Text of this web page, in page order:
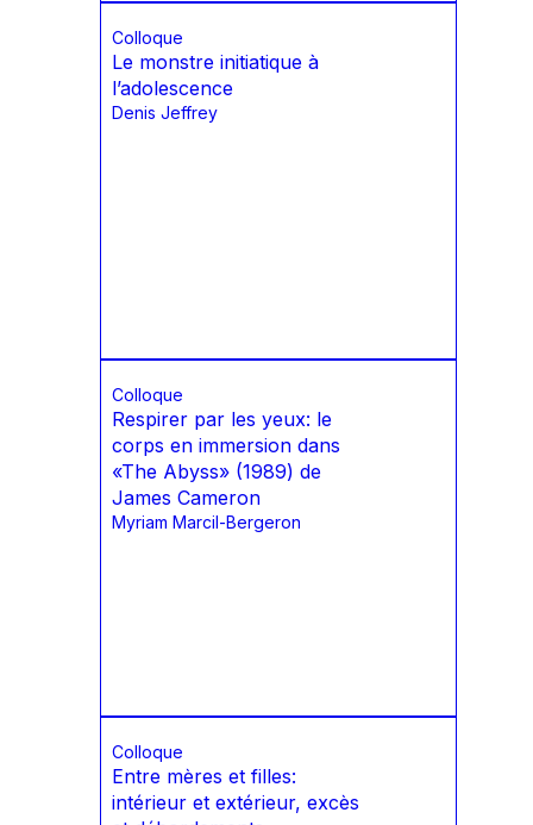
Colloque
Le monstre initiatique à
l’adolescence
Denis Jeffrey
Colloque
Respirer par les yeux: le
corps en immersion dans
«The Abyss» (1989) de
James Cameron
Myriam Marcil-Bergeron
Colloque
Entre mères et filles:
intérieur et extérieur, excès